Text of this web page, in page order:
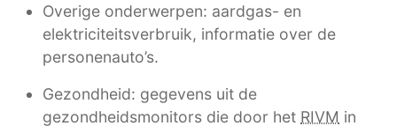
Overige onderwerpen: aardgas- en
elektriciteitsverbruik, informatie over de
personenauto’s.
Gezondheid: gegevens uit de
gezondheidsmonitors die door het RIVM in